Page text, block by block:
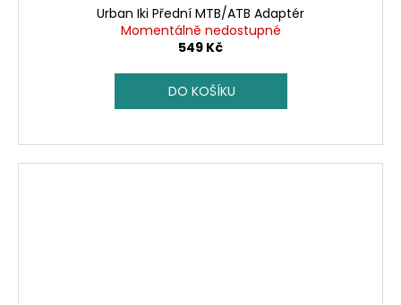
Urban Iki Přední MTB/ATB Adaptér
Momentálně nedostupné
549 Kč
DO KOŠÍKU